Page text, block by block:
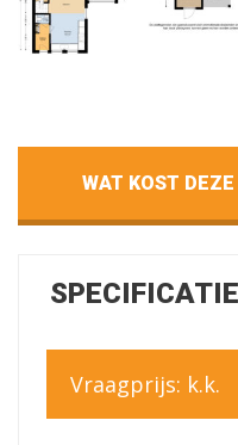
WAT KOST
Vraagprijs: k.k.